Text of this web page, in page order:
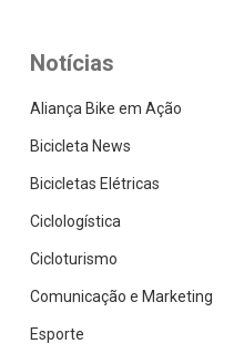
2024
Notícias
Aliança Bike em Ação
Bicicleta News
Bicicletas Elétricas
Ciclologística
Cicloturismo
Comunicação e Marketing
Esporte